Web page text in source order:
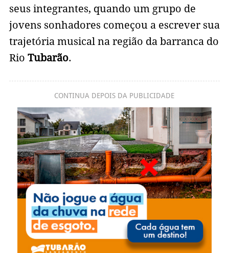
seus integrantes, quando um grupo de
jovens sonhadores começou a escrever sua
trajetória musical na região da barranca do
Rio Tubarão.
CONTINUA DEPOIS DA PUBLICIDADE